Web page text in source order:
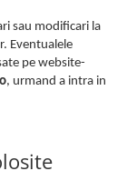
sau modificari la
Eventualele
pe website-
, urmand a intra in